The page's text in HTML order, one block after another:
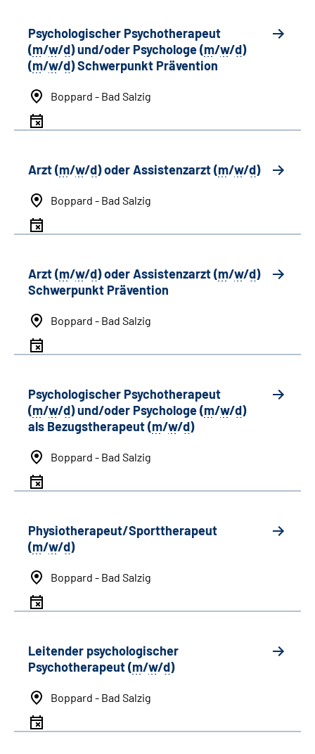
Psychologischer Psychotherapeut
(m/w/d) und/oder Psychologe (m/w/d)
(m/w/d) Schwerpunkt Prävention
Boppard - Bad Salzig
Arzt (m/w/d) oder Assistenzarzt (m/w/d)
Boppard - Bad Salzig
Arzt (m/w/d) oder Assistenzarzt (m/w/d)
Schwerpunkt Prävention
Boppard - Bad Salzig
Psychologischer Psychotherapeut
(m/w/d) und/oder Psychologe (m/w/d)
als Bezugstherapeut (m/w/d)
Boppard - Bad Salzig
Physiotherapeut/Sporttherapeut
(m/w/d)
Boppard - Bad Salzig
Leitender psychologischer
Psychotherapeut (m/w/d)
Boppard - Bad Salzig